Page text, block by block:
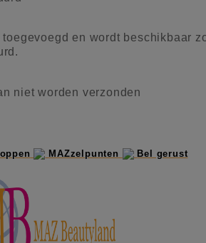
en wordt beschikbaar
niet worden verzonden
MAZzelpunten
Bel gerust